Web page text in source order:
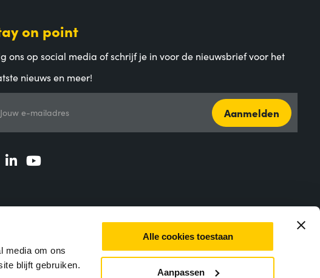
media om ons
blijft gebruiken.
Alle cookies toestaan
Aanpassen
on point
ons op social media of schrijf je in voor de nieuwsbrief voor het
nieuws en meer!
Jouw e-mailadres Aanmelden